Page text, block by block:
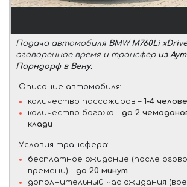
Подача автомобиля BMW M760Li
оговоренное время и трансфер из
Парндорф в Вену.
Описание автомобиля:
количество пассажиров – 1-4
количество багажа – до 2
клади
Условия трансфера:
бесплатное ожидание (после
времени) – до 20 минут
дополнительный час ожидания